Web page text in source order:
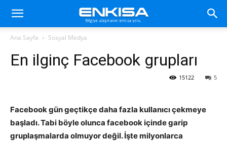
Ana Sayfa Sosyal Medya
En ilginç Facebook grupları
5
15122
Facebook gün geçtikçe daha fazla kullanıcı çekmeye
başladı. Tabi böyle olunca facebook içinde garip
gruplaşmalarda olmuyor değil. İşte milyonlarca